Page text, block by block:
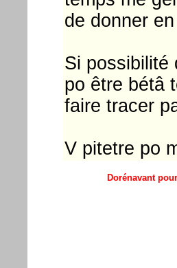
de donner
Si possibilité
po être bétâ
faire tracer
V pitetre po
Dorénavant